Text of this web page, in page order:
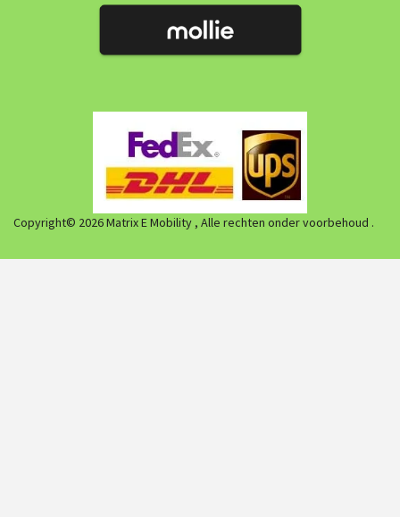
Copyright© 2026 Matrix E Mobility , Alle rechten onder voorbehoud .